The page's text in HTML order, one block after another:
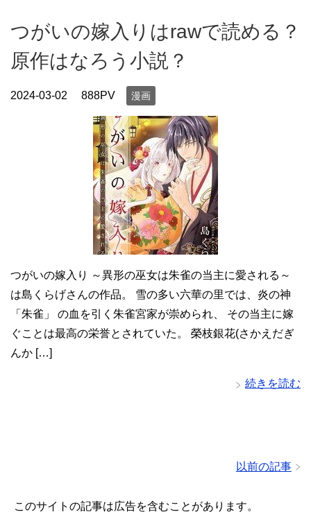
つがいの嫁入りはrawで読める？
原作はなろう小説？
2024-03-02 888PV 漫画
つがいの嫁入り ～異形の巫女は朱雀の当主に愛される～
は島くらげさんの作品。 雪の多い六華の里では、炎の神
「朱雀」 の血を引く朱雀宮家が崇められ、 その当主に嫁
ぐことは最高の栄誉とされていた。 榮枝銀花(さかえだぎ
んか […]
続きを読む
以前の記事
このサイトの記事は広告を含むことがあります。